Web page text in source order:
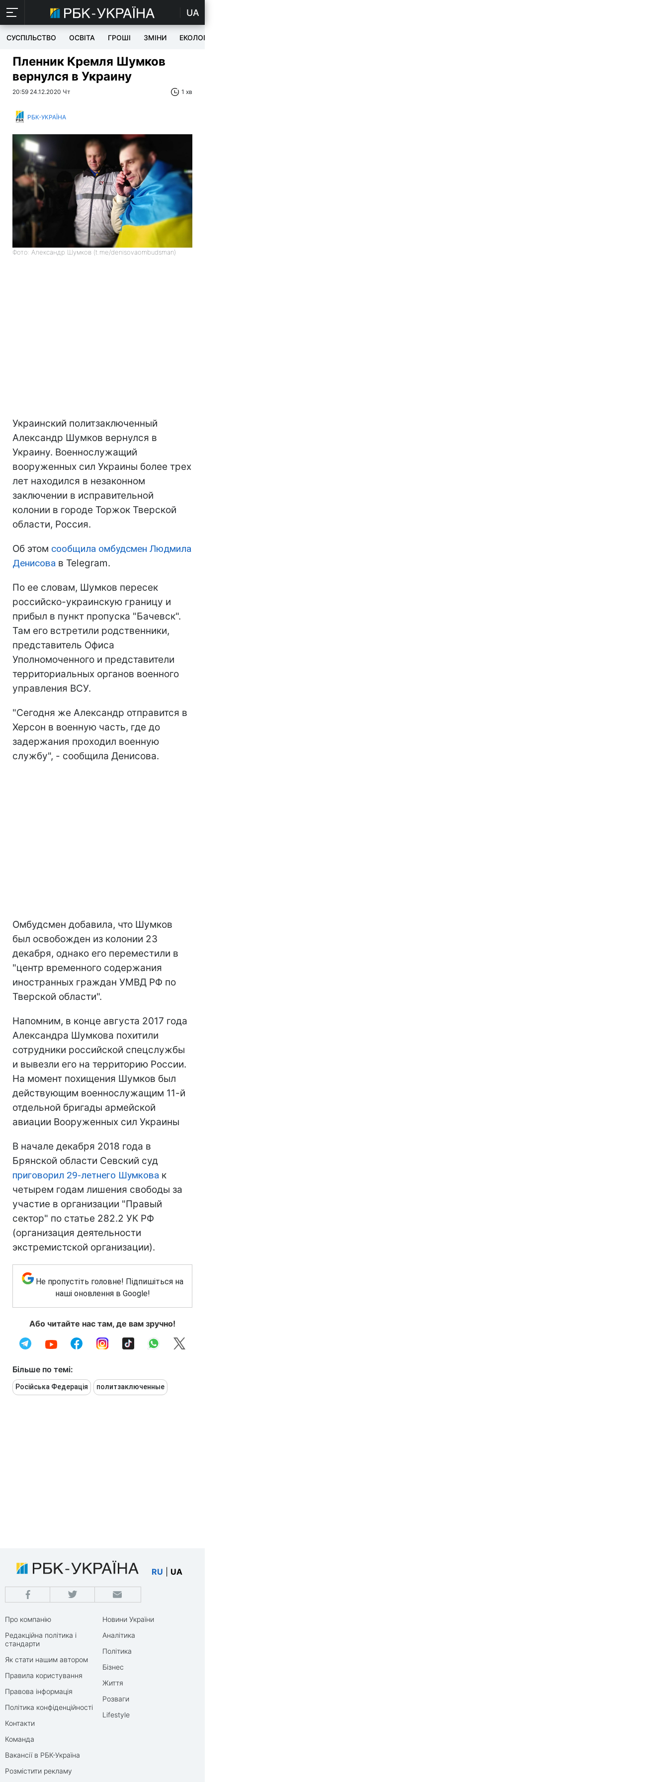
UA
СУСПІЛЬСТВО ОСВІТА ГРОШІ ЗМІНИ ЕКОЛОГІЯ
Пленник Кремля Шумков
вернулся в Украину
20:59 24.12.2020 Чт 1 хв
РБК-УКРАЇНА
Фото: Александр Шумков (t.me/denisovaombudsman)
Украинский политзаключенный
Александр Шумков вернулся в
Украину. Военнослужащий
вооруженных сил Украины более трех
лет находился в незаконном
заключении в исправительной
колонии в городе Торжок Тверской
области, Россия.
Об этом сообщила омбудсмен Людмила
Денисова в Telegram.
По ее словам, Шумков пересек
российско-украинскую границу и
прибыл в пункт пропуска "Бачевск".
Там его встретили родственники,
представитель Офиса
Уполномоченного и представители
территориальных органов военного
управления ВСУ.
"Сегодня же Александр отправится в
Херсон в военную часть, где до
задержания проходил военную
службу", - сообщила Денисова.
Омбудсмен добавила, что Шумков
был освобожден из колонии 23
декабря, однако его переместили в
"центр временного содержания
иностранных граждан УМВД РФ по
Тверской области".
Напомним, в конце августа 2017 года
Александра Шумкова похитили
сотрудники российской спецслужбы
и вывезли его на территорию России.
На момент похищения Шумков был
действующим военнослужащим 11-й
отдельной бригады армейской
авиации Вооруженных сил Украины
В начале декабря 2018 года в
Брянской области Севский суд
приговорил 29-летнего Шумкова к
четырем годам лишения свободы за
участие в организации "Правый
сектор" по статье 282.2 УК РФ
(организация деятельности
экстремистской организации).
Не пропустіть головне! Підпишіться на
наші оновлення в Google!
Або читайте нас там, де вам зручно!
Більше по темі:
Російська Федерація политзаключенные
RU UA
Про компанію
Редакційна політика і
стандарти
Як стати нашим автором
Правила користування
Правова інформація
Політика конфіденційності
Контакти
Команда
Вакансії в РБК-Україна
Розмістити рекламу
Новини України
Аналітика
Політика
Бізнес
Життя
Розваги
Lifestyle